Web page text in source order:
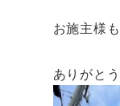
お施主様
ありがと